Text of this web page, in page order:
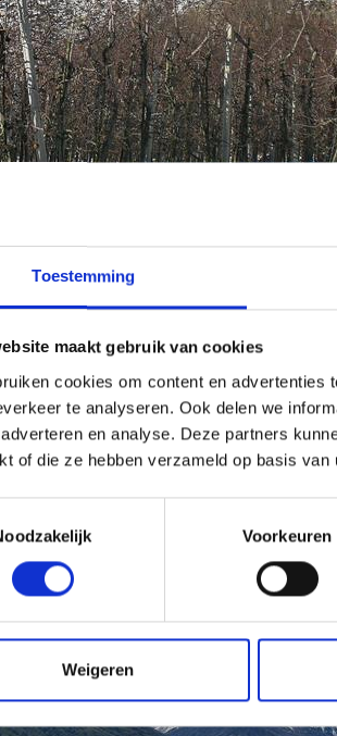
Toestemming
maakt gebruik van cookies
cookies om content en
te analyseren. Ook delen we
en analyse. Deze partners
of die ze hebben verzameld op basis
Voorkeuren
Weigeren
hm 1,6 km